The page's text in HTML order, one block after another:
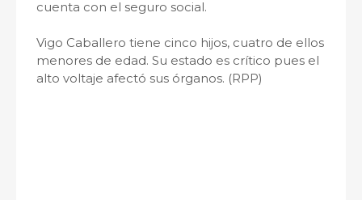
cuenta con el seguro social.
Vigo Caballero tiene cinco hijos, cuatro de ellos
menores de edad. Su estado es crítico pues el
alto voltaje afectó sus órganos. (RPP)